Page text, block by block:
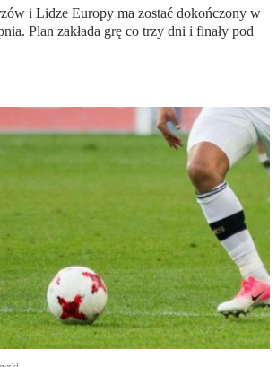
i Lidze Europy ma zostać dokończony w
Plan zakłada grę co trzy dni i finały pod